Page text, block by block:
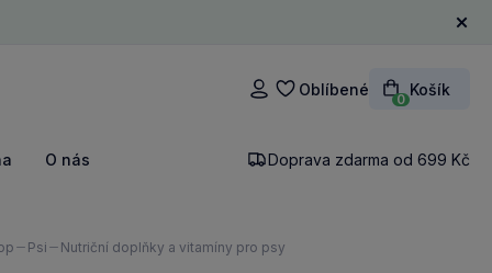
Přihlášení
Oblíbené
0
Košík
O nás Doprava zdarma od 699 Kč
Psi Nutriční doplňky a vitamíny pro psy